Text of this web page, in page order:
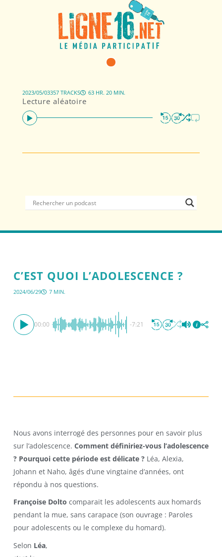
Lecture aléatoire
2023/05/03357 TRACKS 63 HR. 20 MIN.
C’EST QUOI L’ADOLESCENCE ?
2024/06/29 7 MIN.
00:00 -7:21
Nous avons interrogé des personnes pour en savoir plus
sur l’adolescence. Comment définiriez-vous l’adolescence
? Pourquoi cette période est délicate ?Léa, Alexia,
Johann et Naho, âgés d’une vingtaine d’années, ont
répondu à nos questions.
Françoise Dolto comparait les adolescents aux homards
pendant la mue, sans carapace (son ouvrage : Paroles
pour adolescents ou le complexe du homard).
Selon Léa,